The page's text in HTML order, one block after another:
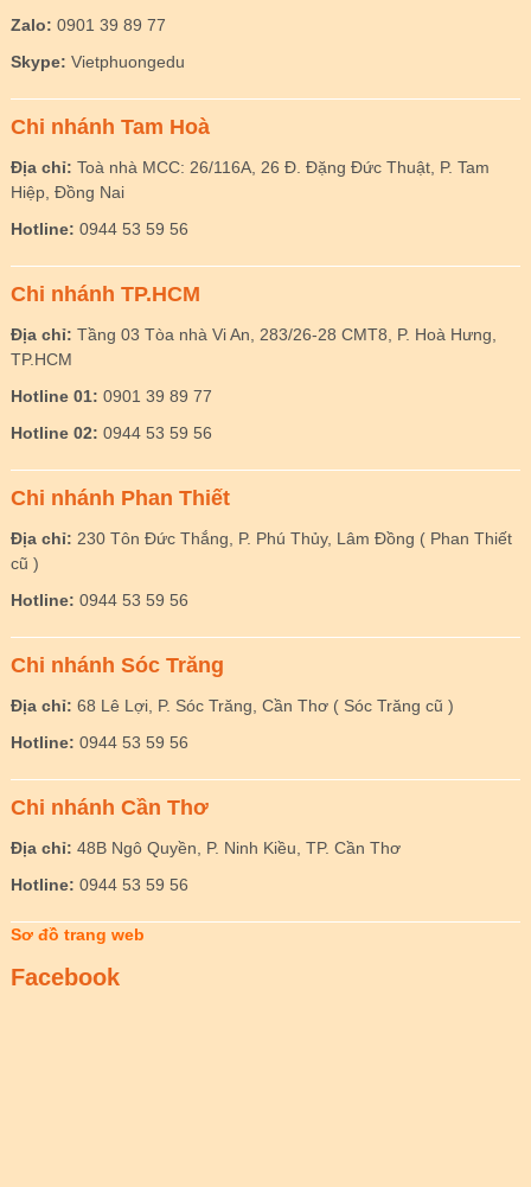
Zalo: 0901 39 89 77
Skype: Vietphuongedu
Chi nhánh Tam Hoà
Địa chỉ: Toà nhà MCC: 26/116A, 26 Đ. Đặng Đức Thuật, P. Tam
Hiệp, Đồng Nai
Hotline: 0944 53 59 56
Chi nhánh TP.HCM
Địa chỉ: Tầng 03 Tòa nhà Vi An, 283/26-28 CMT8, P. Hoà Hưng,
TP.HCM
Hotline 01: 0901 39 89 77
Hotline 02: 0944 53 59 56
Chi nhánh Phan Thiết
Địa chỉ: 230 Tôn Đức Thắng, P. Phú Thủy, Lâm Đồng ( Phan Thiết
cũ )
Hotline: 0944 53 59 56
Chi nhánh Sóc Trăng
Địa chỉ: 68 Lê Lợi, P. Sóc Trăng, Cần Thơ ( Sóc Trăng cũ )
Hotline: 0944 53 59 56
Chi nhánh Cần Thơ
Địa chỉ: 48B Ngô Quyền, P. Ninh Kiều, TP. Cần Thơ
Hotline: 0944 53 59 56
Sơ đồ trang web
Facebook